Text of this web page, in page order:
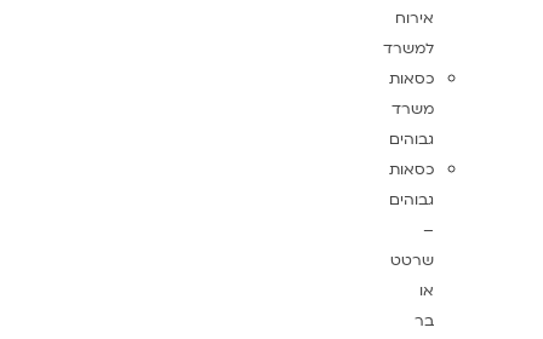
אירוח
למשרד
כסאות
משרד
גבוהים
כסאות
גבוהים
–
שרטט
או
בר